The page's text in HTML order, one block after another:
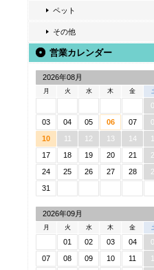
ペット
その他
営業カレンダー
2026年08月
月 火 水 木 金
03
04 05 06 07
10
11 12 13 14
17
18 19 20 21
24
25 26 27 28
31
2026年09月
月 火 水 木 金
01 02 03 04
07
08 09 10 11